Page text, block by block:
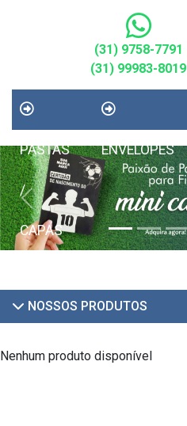
(31) 9758-7791
(31) 99983-8019
PASTAS
/
CAPAS
ENVELOPES
Previous
NOSSOS PRODUTOS
Nenhum produto disponível